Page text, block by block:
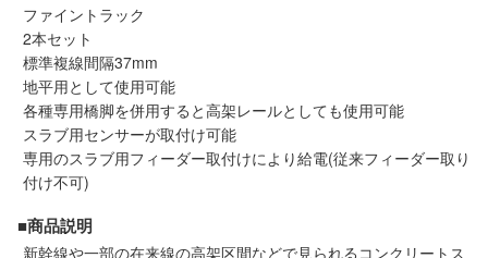
ファイントラック
2本セット
標準複線間隔37mm
地平用として使用可能
各種専用橋脚を併用すると高架レールとしても使用可能
スラブ用センサーが取付け可能
専用のスラブ用フィーダー取付けにより給電(従来フィーダー取り
付け不可)
■商品説明
新幹線や一部の在来線の高架区間などで見られるコンクリートス